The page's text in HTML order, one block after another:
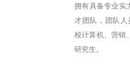
拥有具备专业实
才团队，团队人
校计算机、营销
研究生。